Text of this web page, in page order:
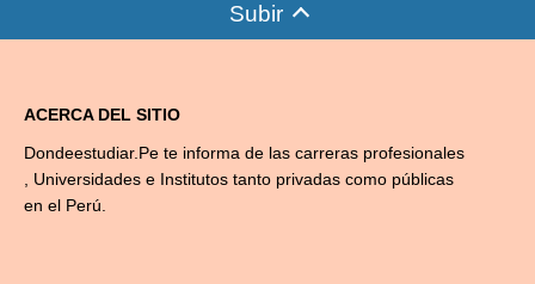
Subir
ACERCA DEL SITIO
Dondeestudiar.Pe te informa de las carreras profesionales
, Universidades e Institutos tanto privadas como públicas
en el Perú.